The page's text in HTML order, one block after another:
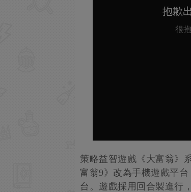
策略益智遊戲《大富翁》
富翁9》改為手機遊戲平
台。遊戲採用回合製進行